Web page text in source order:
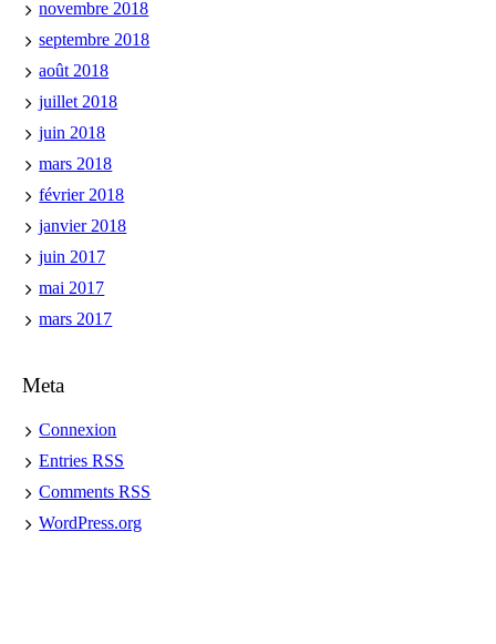
novembre 2018
septembre 2018
août 2018
juillet 2018
juin 2018
mars 2018
février 2018
janvier 2018
juin 2017
mai 2017
mars 2017
Meta
Connexion
EntriesRSS
CommentsRSS
WordPress.org